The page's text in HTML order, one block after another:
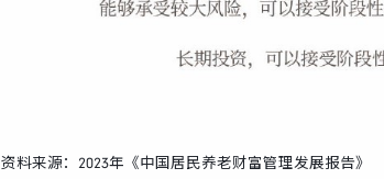
资料来源：2023年《中国居民养老财富管理发展报告》